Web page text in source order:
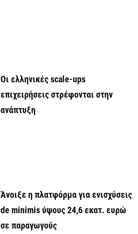
Οι ελληνικές scale-ups
επιχειρήσεις στρέφονται στην
ανάπτυξη
Άνοιξε η πλατφόρμα για ενισχύσεις
de minimis ύψους 24,6 εκατ. ευρώ
σε παραγωγούς